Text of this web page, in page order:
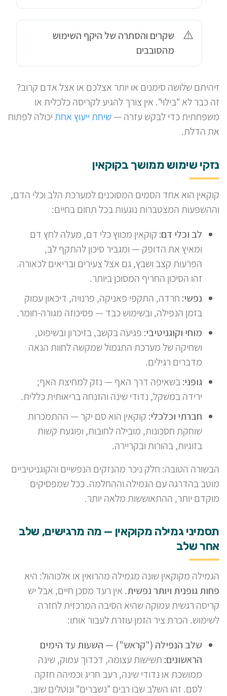
שקרים והסתרה של היקף השימוש
מהסובבים
זיהיתם שלושה סימנים או יותר אצלכם או אצל אדם קרוב?
זה כבר לא "בילוי". אין צורך להגיע לקריסה כלכלית או
משפחתית כדי לבקש עזרה —שיחת ייעוץ אחתיכולה לפתוח
את הדלת.
נזקי שימוש ממושך בקוקאין
קוקאין הוא אחד הסמים המסוכנים למערכת הלב וכלי הדם,
וההשפעות המצטברות נוגעות בכל תחום בחיים:
לב וכלי דם: קוקאין מכווץ כלי דם, מעלה לחץ דם
ומאיץ את הדופק — ומגביר סיכון להתקף לב,
הפרעות קצב ושבץ, גם אצל צעירים ובריאים לכאורה.
זהו הסיכון החריף המסוכן ביותר.
נפשי: חרדה, התקפי פאניקה, פרנויה, דיכאון עמוק
בזמן הנפילה, ובשימוש כבד — פסיכוזה מגורה-חומר.
מוחי וקוגניטיבי: פגיעה בקשב, בזיכרון ובשיפוט,
ושחיקה של מערכת התגמול שמקשה לחוות הנאה
מדברים רגילים.
גופני:בשאיפה דרך האף — נזק למחיצת האף;
ירידה במשקל, נדודי שינה והזנחה בריאותית כללית.
חברתי וכלכלי: קוקאין הוא סם יקר — ההתמכרות
שוחקת חסכונות, מובילה לחובות, ופוגעת קשות
בזוגיות, בהורות ובקריירה.
הבשורה הטובה: חלק ניכר מהנזקים הנפשיים והקוגניטיביים
מוטב בהדרגה עם הגמילה וההחלמה. ככל שמפסיקים
מוקדם יותר, ההתאוששות מלאה יותר.
תסמיני גמילה מקוקאין — מה מרגישים, שלב
אחר שלב
הגמילה מקוקאין שונה מגמילה מהרואין או אלכוהול: היא
פחות גופנית ויותר נפשית. אין רעד מסכן חיים, אבל יש
קריסה רגשית עמוקה שהיא הסיבה המרכזית לחזרה
לשימוש. הכרת ציר הזמן עוזרת לעבור אותו:
שלב הנפילה ("קראש") — השעות עד הימים
הראשונים: תשישות עצומה, דכדוך עמוק, שינה
ממושכת או נדודי שינה, רעב חריג וכמיהה חזקה
לסם. זהו השלב שבו רבים "נשברים" ונוטלים שוב.